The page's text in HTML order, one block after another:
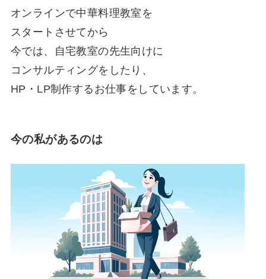
オンラインで中華料理教室を
スタートさせてから
今では、自宅教室の先生向けに
コンサルティングをしたり、
HP・LP制作するお仕事をしています。
今の私があるのは